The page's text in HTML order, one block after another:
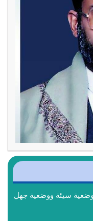
سيئة ووضعية جهل